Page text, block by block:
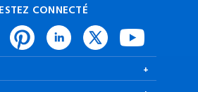
CONNECTÉ